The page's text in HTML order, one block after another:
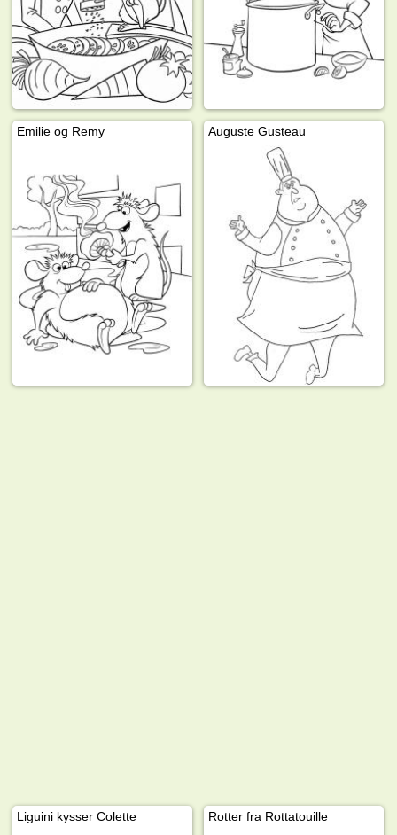
Emilie og Remy Auguste Gusteau
Liguini kysser Colette Rotter fra Rottatouille